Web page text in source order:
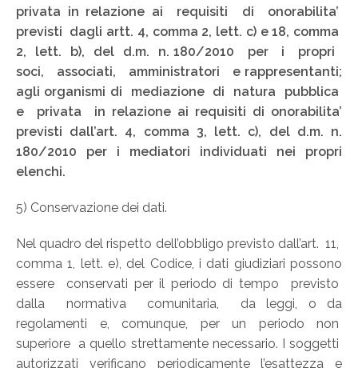
privata in relazione ai requisiti di onorabilita’
previsti dagli artt. 4, comma 2, lett. c) e 18, comma
2, lett. b), del d.m. n. 180/2010 per i propri
soci, associati, amministratori e rappresentanti;
agli organismi di mediazione di natura pubblica
e privata in relazione ai requisiti di onorabilita’
previsti dall’art. 4, comma 3, lett. c), del d.m. n.
180/2010 per i mediatori individuati nei propri
elenchi.
5) Conservazione dei dati.
Nel quadro del rispetto dell’obbligo previsto dall’art. 11,
comma 1, lett. e), del Codice, i dati giudiziari possono
essere conservati per il periodo di tempo previsto
dalla normativa comunitaria, da leggi, o da
regolamenti e, comunque, per un periodo non
superiore a quello strettamente necessario. I soggetti
autorizzati verificano periodicamente l’esattezza e